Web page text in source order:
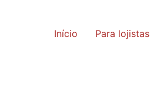
Início Para lojistas